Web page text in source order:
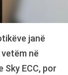
janë
në
ECC, por